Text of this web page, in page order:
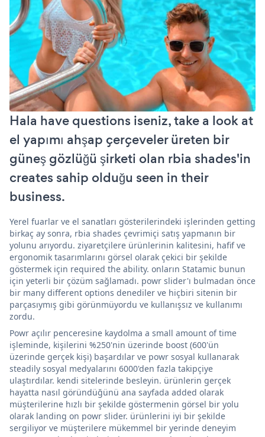
Hala have questions iseniz, take a look at
el yapımı ahşap çerçeveler üreten bir
güneş gözlüğü şirketi olan rbia shades'in
creates sahip olduğu seen in their
business.
Yerel fuarlar ve el sanatları gösterilerindeki işlerinden getting
birkaç ay sonra, rbia shades çevrimiçi satış yapmanın bir
yolunu arıyordu. ziyaretçilere ürünlerinin kalitesini, hafif ve
ergonomik tasarımlarını görsel olarak çekici bir şekilde
göstermek için required the ability. onların Statamic bunun
için yeterli bir çözüm sağlamadı. powr slider'ı bulmadan önce
bir many different options denediler ve hiçbiri sitenin bir
parçasıymış gibi görünmüyordu ve kullanışsız ve kullanımı
zordu.
Powr açılır penceresine kaydolma a small amount of time
işleminde, kişilerini %250'nin üzerinde boost (600'ün
üzerinde gerçek kişi) başardılar ve powr sosyal kullanarak
steadily sosyal medyalarını 6000'den fazla takipçiye
ulaştırdılar. kendi sitelerinde besleyin. ürünlerin gerçek
hayatta nasıl göründüğünü ana sayfada added olarak
müşterilerine hızlı bir şekilde göstermenin görsel bir yolu
olarak landing on powr slider. ürünlerini iyi bir şekilde
sergiliyor ve müşterilere mükemmel bir yerinde deneyim